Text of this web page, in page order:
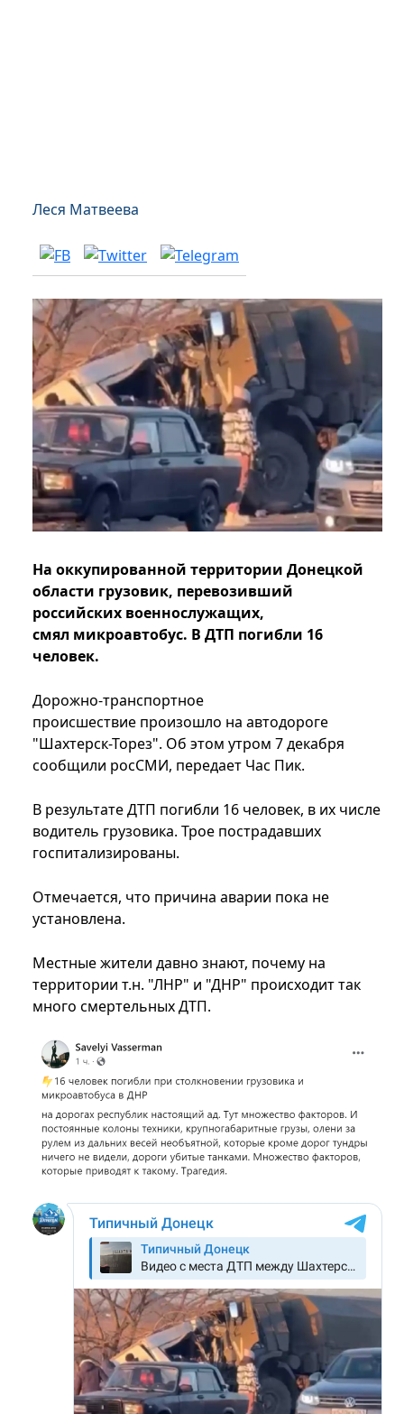
Леся Матвеева
На оккупированной территории Донецкой
области грузовик, перевозивший
российских военнослужащих,
смял микроавтобус. В ДТП погибли 16
человек.
Дорожно-транспортное
происшествие произошло на автодороге
"Шахтерск-Торез". Об этом утром 7 декабря
сообщили росСМИ, передает Час Пик.
В результате ДТП погибли 16 человек, в их числе
водитель грузовика. Трое пострадавших
госпитализированы.
Отмечается, что причина аварии пока не
установлена.
Местные жители давно знают, почему на
территории т.н. "ЛНР" и "ДНР" происходит так
много смертельных ДТП.